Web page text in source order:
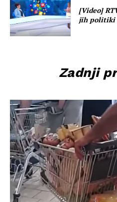
[Video]
jih politiki
Zadnji